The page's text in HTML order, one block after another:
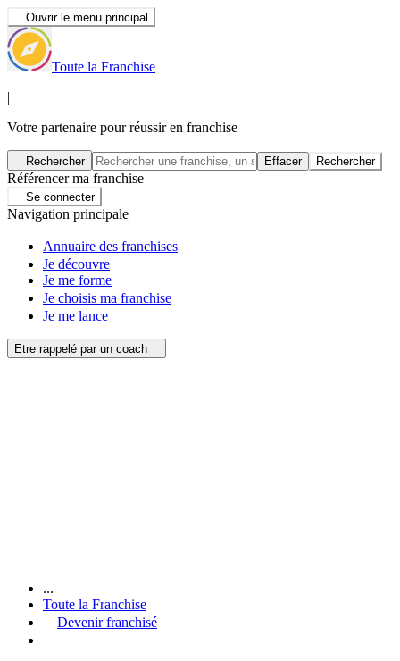
Ouvrir le menu principal
Toute la Franchise
|
Votre partenaire pour réussir en franchise
Rechercher Effacer Rechercher
Référencer ma franchise
Se connecter
Navigation principale
Annuaire des franchises
Je découvre
Je me forme
Je choisis ma franchise
Je me lance
Etre rappelé par un coach
...
Toute la Franchise
Devenir franchisé